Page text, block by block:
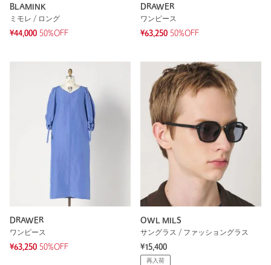
BLAMINK
ミモレ / ロング
¥44,000 50%OFF
DRAWER
ワンピース
¥63,250 50%OFF
DRAWER
ワンピース
¥63,250 50%OFF
OWL MILS
サングラス / ファッショングラス
¥15,400
再入荷